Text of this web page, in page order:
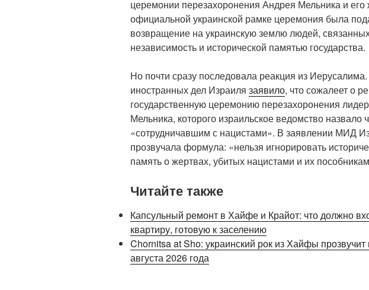
церемонии перезахоронения Андрея Мельника и
официальной украинской рамке церемония была
возвращение на украинскую землю людей,
независимость и исторической памятью государства.
Но почти сразу последовала реакция из
иностранных дел Израиля заявило, что сожалеет о
государственную церемонию перезахоронения
Мельника, которого израильское ведомство назвало
«сотрудничавшим с нацистами». В заявлении МИД
прозвучала формула: «нельзя игнорировать
память о жертвах, убитых нацистами и их
Читайте также
Капсульный ремонт в Хайфе и Крайот: что должно
квартиру, готовую к заселению
Chornitsa at Sho: украинский рок из Хайфы
августа 2026 года